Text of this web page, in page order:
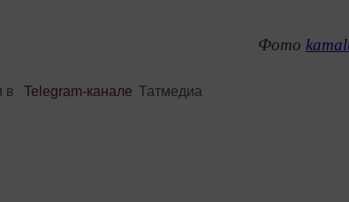
Фото
в Telegram-канале Татмедиа